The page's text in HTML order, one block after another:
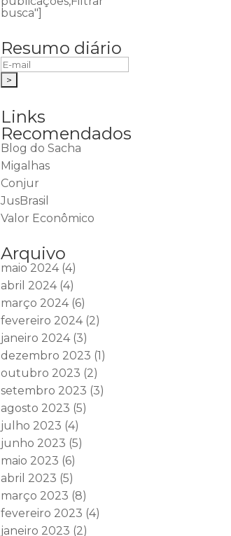
busca"]
Resumo diário
Links
Recomendados
Blog do Sacha
Migalhas
Conjur
JusBrasil
Valor Econômico
Arquivo
maio 2024(4)
abril 2024(4)
março 2024(6)
fevereiro 2024(2)
janeiro 2024(3)
dezembro 2023 (1)
outubro 2023 (2)
setembro 2023 (3)
agosto 2023 (5)
julho 2023 (4)
junho 2023 (5)
maio 2023 (6)
abril 2023 (5)
março 2023 (8)
fevereiro 2023 (4)
janeiro 2023 (2)